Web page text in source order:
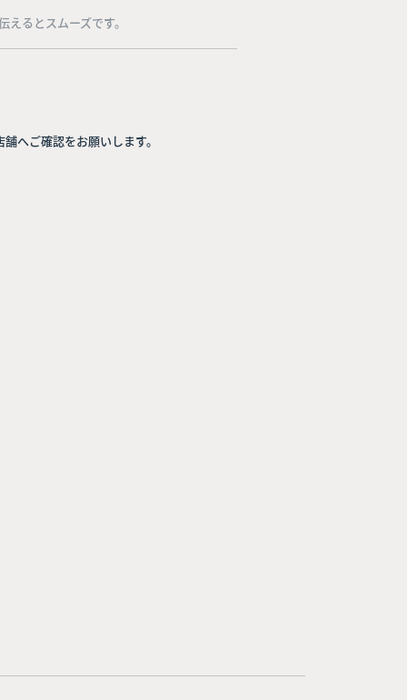
るとスムーズです。
へご確認をお願いします。